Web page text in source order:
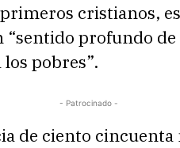
cristianos,
“sentido profundo
pobres”.
- Patrocinado -
de ciento cincuenta